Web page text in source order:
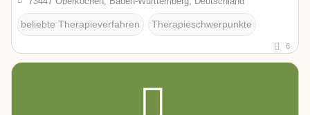
beliebte Therapieverfahren Therapieschwerpunkte
6